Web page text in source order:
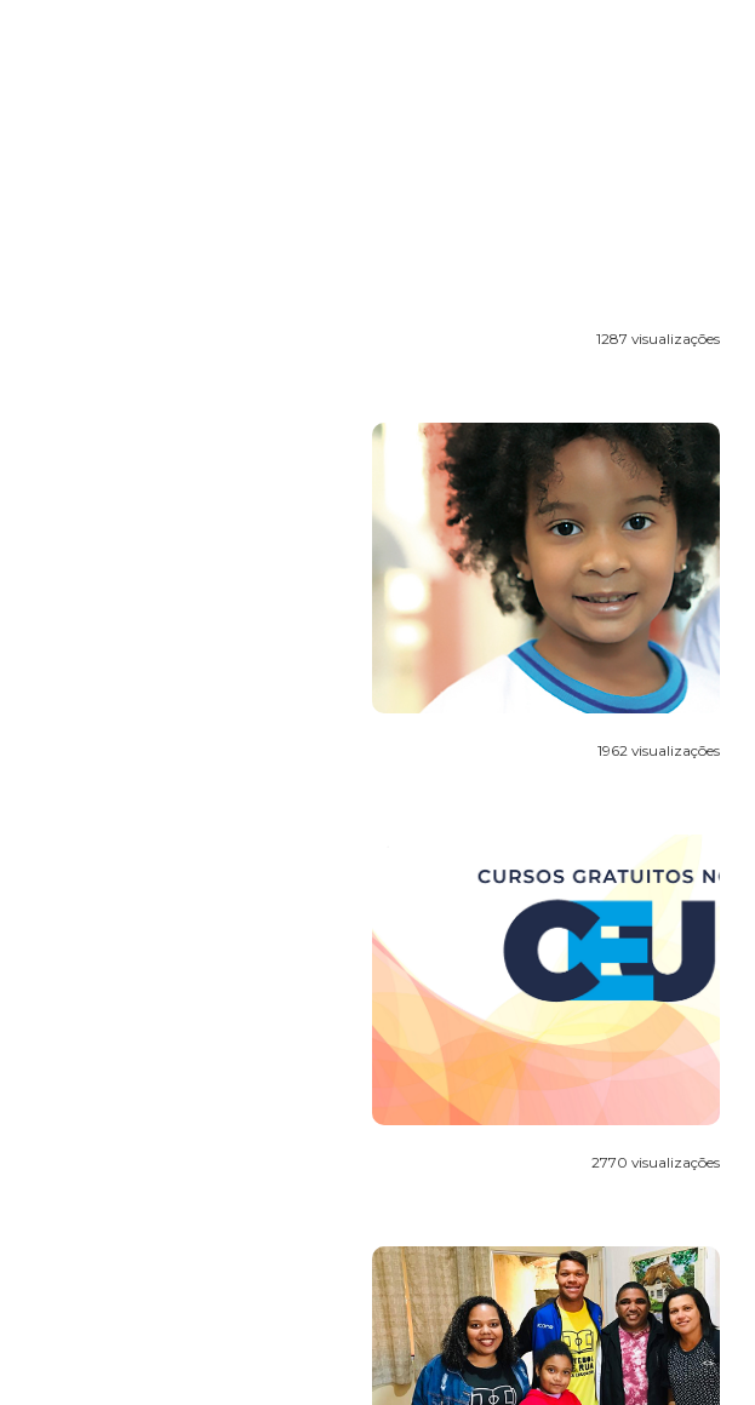
1287 visualizações
1962 visualizações
2770 visualizações